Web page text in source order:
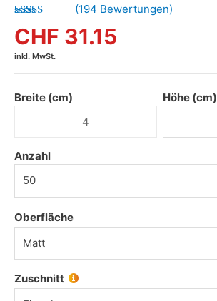
4.96 von 5,
basierend
auf
(194 Bewertungen)
CHF 31.15
inkl. MwSt.
Oberfläche
Matt
Zuschnitt
Breite (cm) Höhe (cm)
Anzahl
50